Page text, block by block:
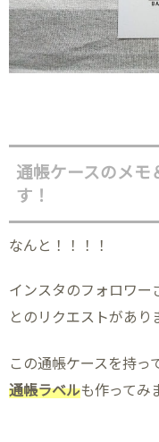
通帳ケースのメモ
す！
なんと！！！！
インスタのフォロワー
とのリクエストがあ
この通帳ケースを持っ
通帳ラベルも作ってみ